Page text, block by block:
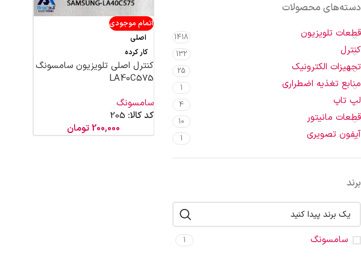
دسته‌های محصولات
قطعات تلویزیون 1418
کنترل 132
تجهیزات الکترونیک 25
منابع تغذیه اضطراری 1
لپ تاپ 4
قطعات مانیتور 10
آیفون تصویری 1
برند
سامسونگ 1
اتمام موجودی
اصلی
کار کرده
کنترل اصلی تلویزیون سامسونگ
LA40C575
سامسونگ
کد کالا: 205
200,000تومان